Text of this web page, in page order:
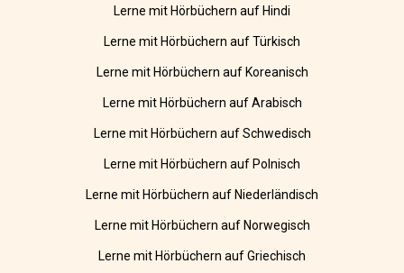
Lerne mit Hörbüchern auf Hindi
Lerne mit Hörbüchern auf Türkisch
Lerne mit Hörbüchern auf Koreanisch
Lerne mit Hörbüchern auf Arabisch
Lerne mit Hörbüchern auf Schwedisch
Lerne mit Hörbüchern auf Polnisch
Lerne mit Hörbüchern auf Niederländisch
Lerne mit Hörbüchern auf Norwegisch
Lerne mit Hörbüchern auf Griechisch